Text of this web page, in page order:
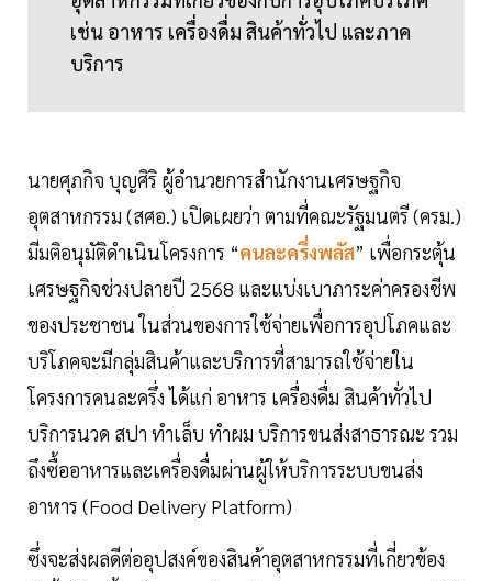
เช่น อาหาร เครื่องดื่ม สินค้าทั่วไป และภาค
บริการ
นายศุภกิจ บุญศิริ ผู้อำนวยการสำนักงานเศรษฐกิจ
อุตสาหกรรม (สศอ.) เปิดเผยว่า ตามที่คณะรัฐมนตรี (ครม.)
มีมติอนุมัติดำเนินโครงการ “คนละครึ่งพลัส” เพื่อกระตุ้น
เศรษฐกิจช่วงปลายปี 2568 และแบ่งเบาภาระค่าครองชีพ
ของประชาชน ในส่วนของการใช้จ่ายเพื่อการอุปโภคและ
บริโภคจะมีกลุ่มสินค้าและบริการที่สามารถใช้จ่ายใน
โครงการคนละครึ่ง ได้แก่ อาหาร เครื่องดื่ม สินค้าทั่วไป
บริการนวด สปา ทำเล็บ ทำผม บริการขนส่งสาธารณะ รวม
ถึงซื้ออาหารและเครื่องดื่มผ่านผู้ให้บริการระบบขนส่ง
อาหาร (Food Delivery Platform)
ซึ่งจะส่งผลดีต่ออุปสงค์ของสินค้าอุตสาหกรรมที่เกี่ยวข้อง